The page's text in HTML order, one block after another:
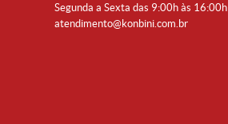
Segunda a Sexta das 9:00h às 16:00h
atendimento@konbini.com.br